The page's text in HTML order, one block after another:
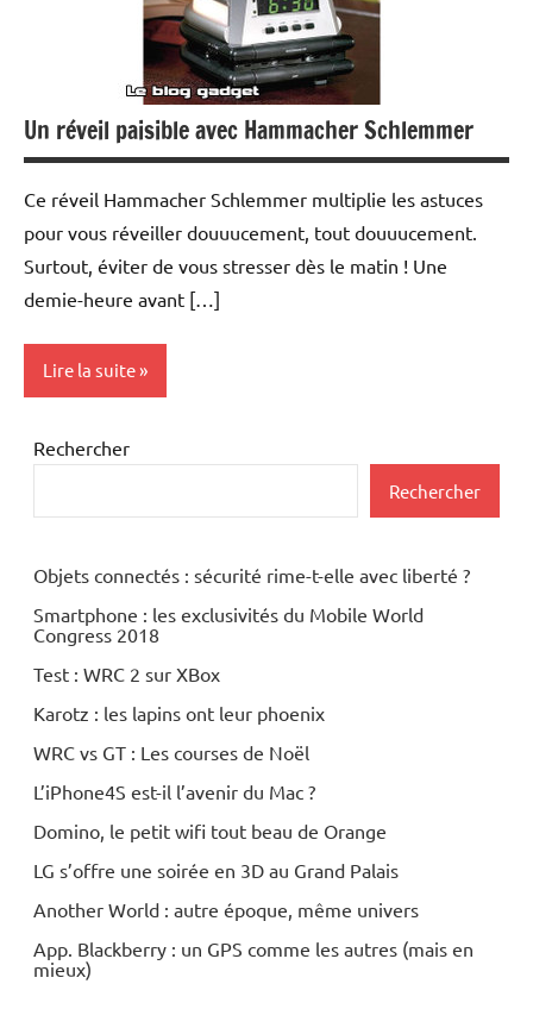
Un réveil paisible avec Hammacher Schlemmer
Ce réveil Hammacher Schlemmer multiplie les astuces
pour vous réveiller douuucement, tout douuucement.
Surtout, éviter de vous stresser dès le matin ! Une
demie-heure avant […]
Lire la suite
Inclassables
Rechercher
Rechercher
Objets connectés : sécurité rime-t-elle avec liberté ?
Smartphone : les exclusivités du Mobile World
Congress 2018
Test : WRC 2 sur XBox
Karotz : les lapins ont leur phoenix
WRC vs GT : Les courses de Noël
L’iPhone4S est-il l’avenir du Mac ?
Domino, le petit wifi tout beau de Orange
LG s’offre une soirée en 3D au Grand Palais
Another World : autre époque, même univers
App. Blackberry : un GPS comme les autres (mais en
mieux)